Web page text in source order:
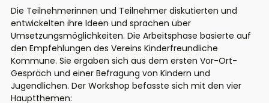
Die Teilnehmerinnen und Teilnehmer diskutierten und
entwickelten ihre Ideen und sprachen über
Umsetzungsmöglichkeiten. Die Arbeitsphase basierte auf
den Empfehlungen des Vereins Kinderfreundliche
Kommune. Sie ergaben sich aus dem ersten Vor-Ort-
Gespräch und einer Befragung von Kindern und
Jugendlichen. Der Workshop befasste sich mit den vier
Hauptthemen: